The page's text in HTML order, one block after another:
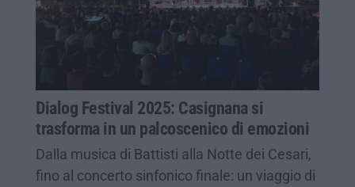
Dialog Festival 2025: Casignana si
trasforma in un palcoscenico di emozioni
Dalla musica di Battisti alla Notte dei Cesari,
fino al concerto sinfonico finale: un viaggio di